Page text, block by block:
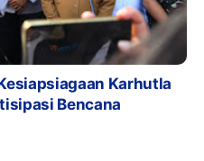
Karhutla
Bencana